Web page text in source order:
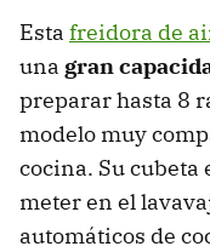
Esta freidora de
una gran
preparar hasta 8
modelo muy
cocina. Su cubeta
meter en el
automáticos de